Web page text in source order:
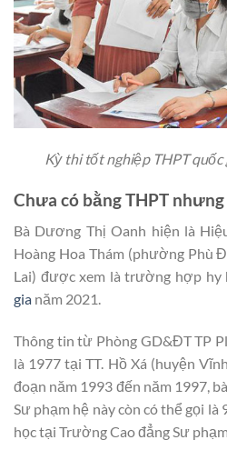
Kỳ thi tốt nghiệp THPT
Chưa có bằng THPT
Bà Dương Thị Oanh hiện là
Hoàng Hoa Thám (phường Phù
Lai) được xem là trường hợp hy
gia năm 2021.
Thông tin từ Phòng GD&ĐT TP
là 1977 tại TT. Hồ Xá (huyện
đoạn năm 1993 đến năm 1997,
Sư phạm hệ này còn có thể gọi là
học tại Trường Cao đẳng Sư